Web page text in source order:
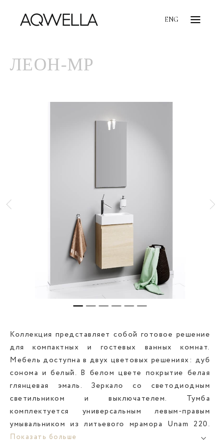
ENG
ЛЕОН-МР
Коллекция представляет собой готовое решение
для компактных и гостевых ванных комнат.
Мебель доступна в двух цветовых решениях: дуб
сонома и белый. В белом цвете покрытие белая
глянцевая эмаль. Зеркало со светодиодным
светильником и выключателем. Тумба
комплектуется универсальным левым-правым
умывальником из литьевого мрамора Unam 220.
Фасады и корпус тумб изготовлены из ЛДСП
Показать больше